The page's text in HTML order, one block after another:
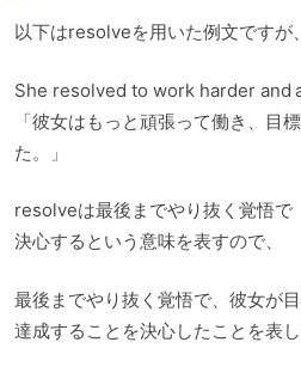
以下はresolveを用いた例文ですが、
She resolved to work harder and
「彼女はもっと頑張って働き、目
た。」
resolveは最後までやり抜く覚悟で
決心するという意味を表すので、
最後までやり抜く覚悟で、彼女が
達成することを決心したことを表し